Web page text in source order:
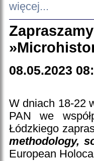
więcej...
08.05.2023
W dniach 18-22
PAN we
Łódzkiego
methodology,
European